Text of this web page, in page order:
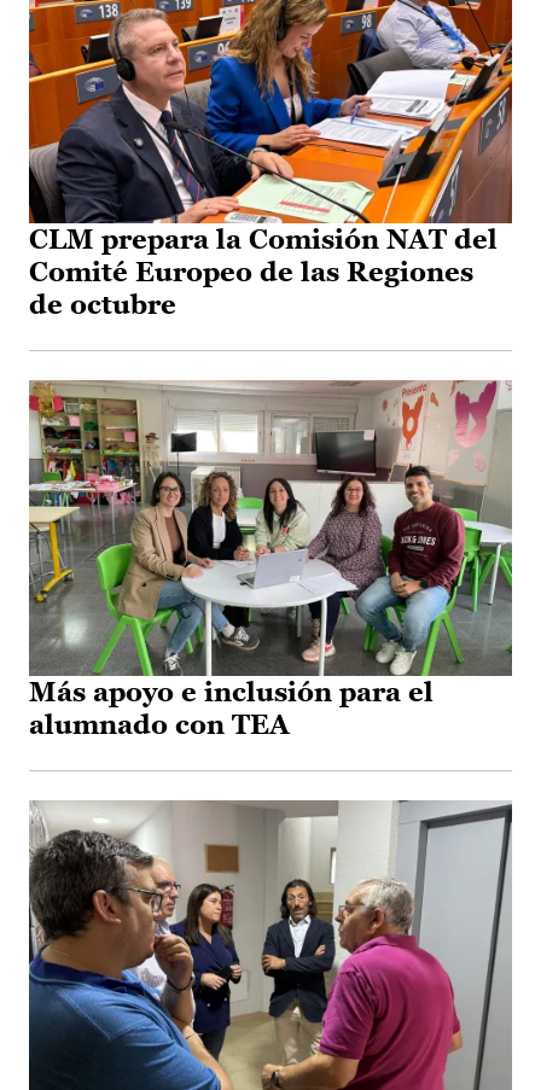
CLM prepara la Comisión NAT del
Comité Europeo de las Regiones
de octubre
Más apoyo e inclusión para el
alumnado con TEA